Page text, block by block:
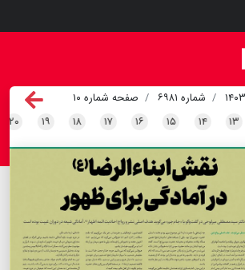
شماره ۶۹۸۱
صفحه شماره ۱۰
۱۳ ۱۴ ۱۵ ۱۶ ۱۷ ۱۸ ۱۹ ۲۰